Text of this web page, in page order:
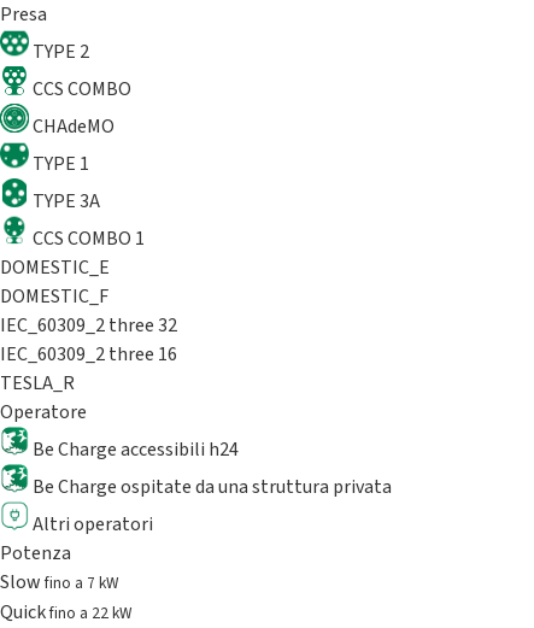
Presa
TYPE 2
CCS COMBO
CHAdeMO
TYPE 1
TYPE 3A
CCS COMBO 1
DOMESTIC_E
DOMESTIC_F
IEC_60309_2 three 32
IEC_60309_2 three 16
TESLA_R
Operatore
Be Charge accessibili h24
Be Charge ospitate da una struttura privata
Altri operatori
Potenza
Slowfino a 7 kW
Quickfino a 22 kW